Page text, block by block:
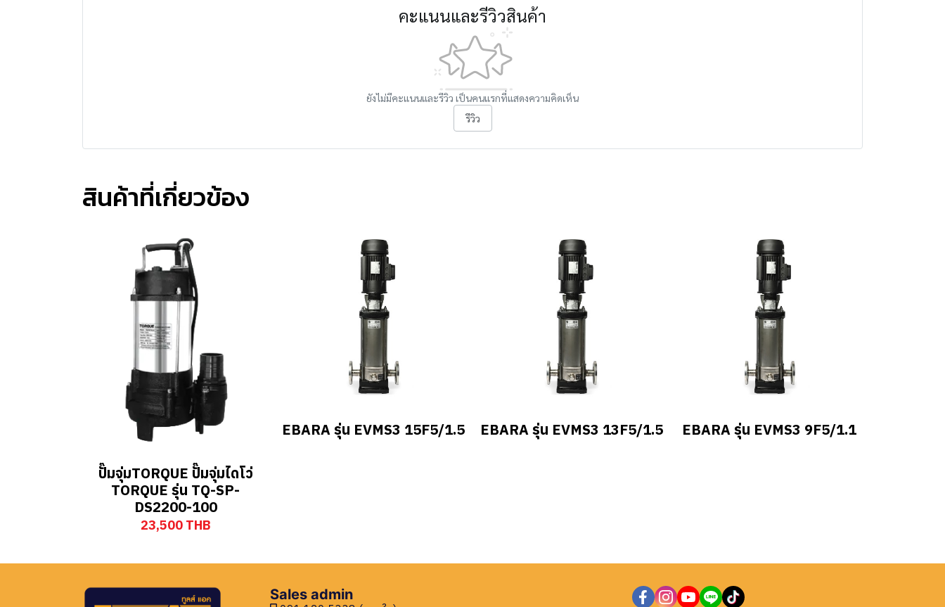
คะแนนและรีวิวสินค้า
ยังไม่มีคะแนนและรีวิว เป็นคนแรกที่แสดงความคิดเห็น
รีวิว
สินค้าที่เกี่ยวข้อง
ปั๊มจุ่มTORQUE ปั๊มจุ่มไดโว่
TORQUE รุ่น TQ-SP-
DS2200-100
23,500 THB
EBARA รุ่น EVMS3 15F5/1.5 EBARA รุ่น EVMS3 13F5/1.5 EBARA รุ่น EVMS3 9F5/1.1
Sales admin